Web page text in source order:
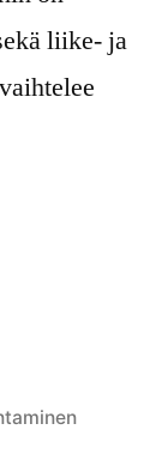
liike- ja